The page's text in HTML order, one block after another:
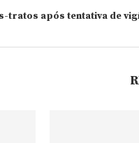
tratos após tentativa de